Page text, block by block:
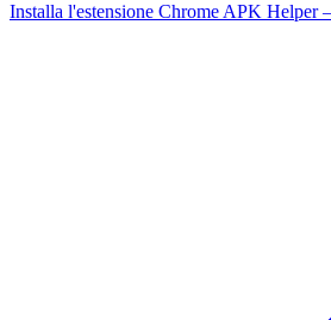
Installa l'estensione Chrome APK Helper